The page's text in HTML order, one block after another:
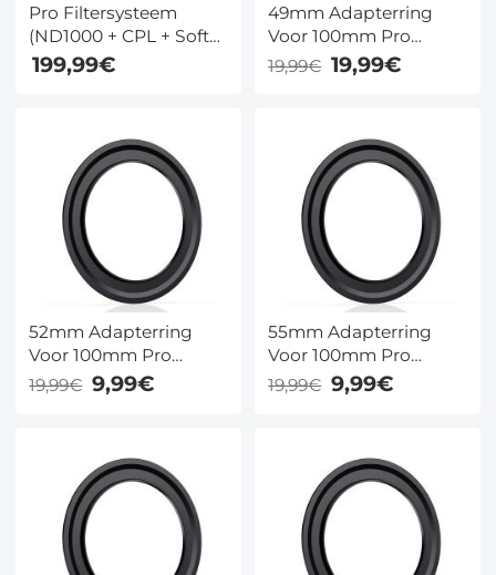
Pro Filtersysteem
(ND1000 + CPL + Soft
GND8 + 4
Adapterringen +
199,99€
49mm Adapterring
Voor 100mm Pro
Vierkant Filtersysteem
- Nano Xcel Pro Serie
19,99€ 19,99€
52mm Adapterring
Voor 100mm Pro
Vierkant Filtersysteem
- Nano Xcel Pro Serie
19,99€ 9,99€
55mm Adapterring
Voor 100mm Pro
Vierkant Filtersysteem
- Nano Xcel Pro Serie
19,99€ 9,99€